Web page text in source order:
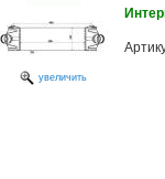
увеличить